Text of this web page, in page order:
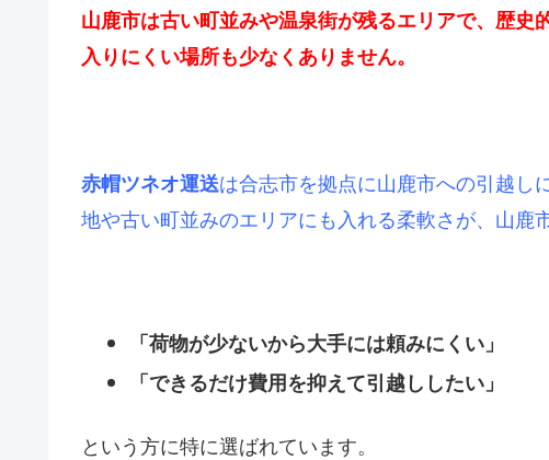
山鹿市は古い町並みや温泉街が残るエリアで、歴
入りにくい場所も少なくありません。
赤帽ツネオ運送は合志市を拠点に山鹿市への引越し
地や古い町並みのエリアにも入れる柔軟さが、山鹿
「荷物が少ないから大手には頼みにくい」
「できるだけ費用を抑えて引越ししたい」
という方に特に選ばれています。